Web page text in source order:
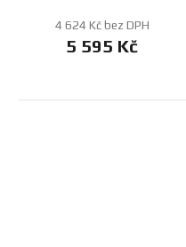
4 624 Kč bez DPH
5 595 Kč